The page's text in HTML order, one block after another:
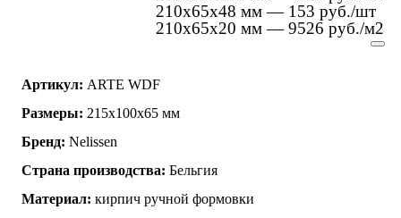
210х65х48 мм — 153 руб./шт
210х65х20 мм — 9526 руб./м2
Артикул: ARTE WDF
Размеры: 215х100х65 мм
Бренд: Nelissen
Страна производства: Бельгия
Материал: кирпич ручной формовки